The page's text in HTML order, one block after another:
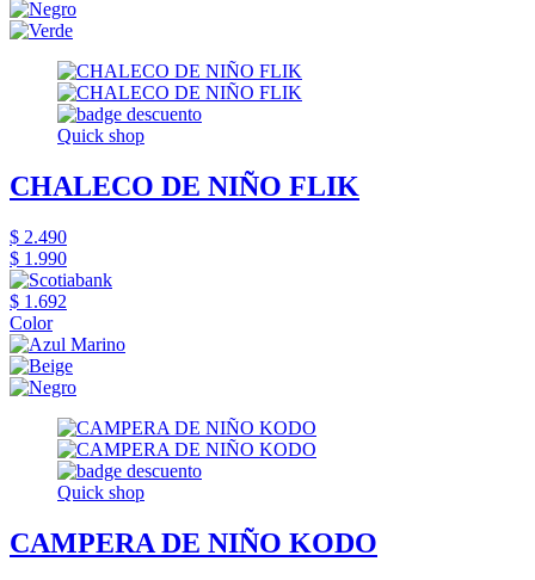
Quick shop
CHALECO DE NIÑO FLIK
$ 2.490
$ 1.990
$ 1.692
Color
Quick shop
CAMPERA DE NIÑO KODO